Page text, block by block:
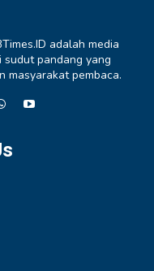
adalah media
sudut pandang yang
masyarakat pembaca.